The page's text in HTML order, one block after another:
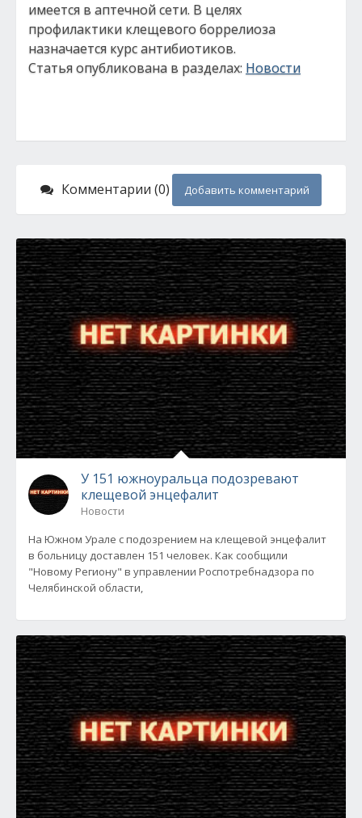
имеется в аптечной сети. В целях
профилактики клещевого боррелиоза
назначается курс антибиотиков.
Статья опубликована в разделах: Новости
Комментарии (0) Добавить комментарий
У 151 южноуральца подозревают
клещевой энцефалит
Новости
На Южном Урале с подозрением на клещевой энцефалит
в больницу доставлен 151 человек. Как сообщили
"Новому Региону" в управлении Роспотребнадзора по
Челябинской области,